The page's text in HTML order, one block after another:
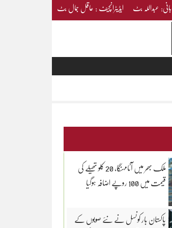
بانی: عبداللہ بٹ ایڈیٹرانچیف : عاقل جمال بٹ
ملک بھر میں آٹامہنگا، 20 کلو تھیلے کی
قیمت میں 100 روپے اضافہ ہوگیا
پاکستان بار کونسل نے نئے صوبوں کے